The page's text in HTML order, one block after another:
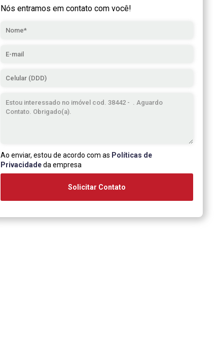
Nós entramos em contato com você!
Ao enviar, estou de acordo com as Políticas de
Privacidadeda empresa
Solicitar Contato